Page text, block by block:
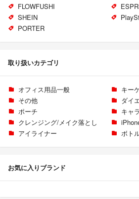
FLOWFUSHI
SHEIN
PORTER
取り扱いカテゴリ
オフィス用品一般
キー
その他
ダイ
ポーチ
キャ
クレンジング/メイク落とし
アイライナー
ボト
お気に入りブランド